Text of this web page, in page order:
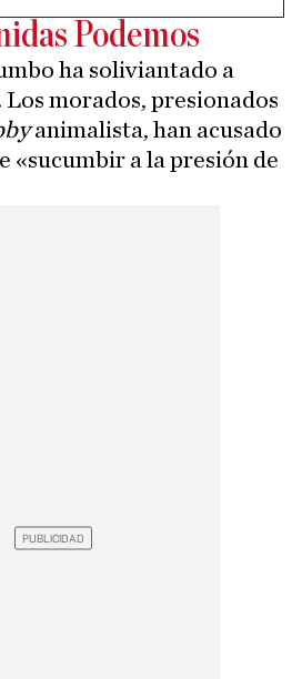
Podemos
ha soliviantado a
Los morados, presionados
animalista, han acusado
«sucumbir a la presión de